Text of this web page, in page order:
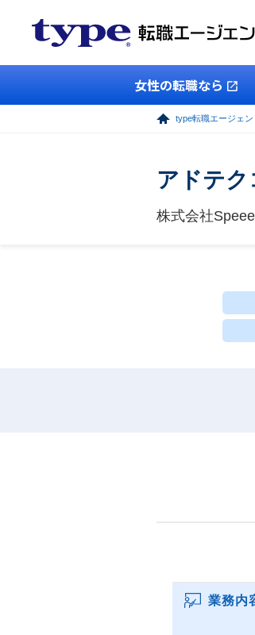
女性の転職なら
type転職エージェン
アドテク
株式会社Speee
業務内